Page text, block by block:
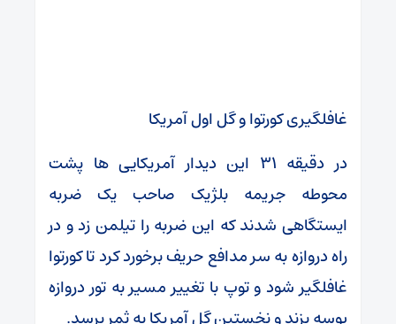
غافلگیری کورتوا و گل اول آمریکا
در دقیقه ۳۱ این دیدار آمریکایی ها پشت
محوطه جریمه بلژیک صاحب یک ضربه
ایستگاهی شدند که این ضربه را تیلمن زد و در
راه دروازه به سر مدافع حریف برخورد کرد تا کورتوا
غافلگیر شود و توپ با تغییر مسیر به تور دروازه
بوسه بزند و نخستین گل آمریکا به ثمر برسد.